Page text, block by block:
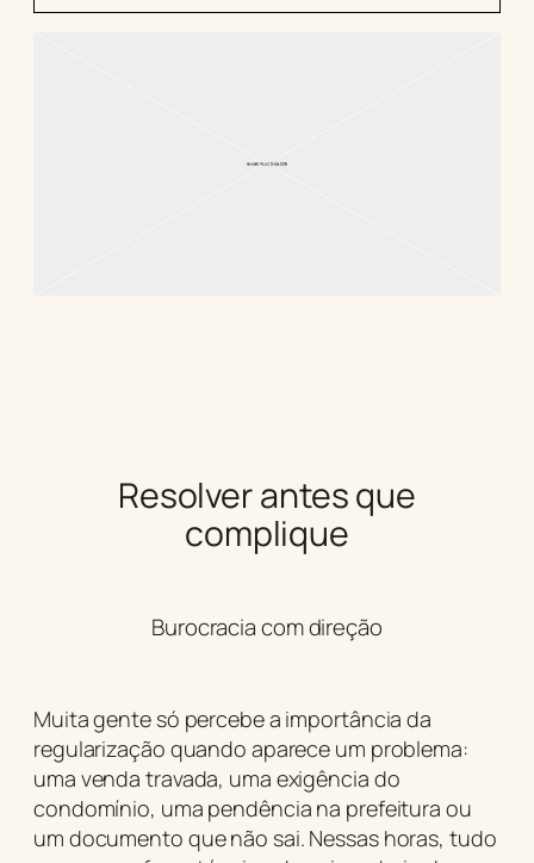
Resolver antes que
complique
Burocracia com direção
Muita gente só percebe a importância da
regularização quando aparece um problema:
uma venda travada, uma exigência do
condomínio, uma pendência na prefeitura ou
um documento que não sai. Nessas horas, tudo